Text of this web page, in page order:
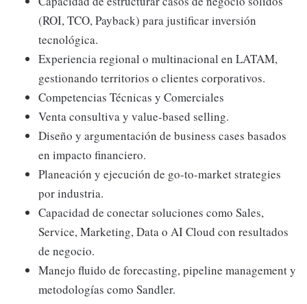
(ROI, TCO, Payback) para justificar inversión
tecnológica.
Experiencia regional o multinacional en LATAM,
gestionando territorios o clientes corporativos.
Competencias Técnicas y Comerciales
Venta consultiva y value-based selling.
Diseño y argumentación de business cases basados
en impacto financiero.
Planeación y ejecución de go-to-market strategies
por industria.
Capacidad de conectar soluciones como Sales,
Service, Marketing, Data o AI Cloud con resultados
de negocio.
Manejo fluido de forecasting, pipeline management y
metodologías como Sandler.